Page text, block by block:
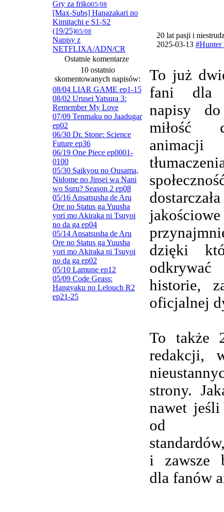
Gry za friko05/08
[Max-Subs] Hanazakari no
Kimitachi e S1-S2
(19/25)05/08
Napisy z
NETFLIXA/ADN/CR
Ostatnie komentarze
10 ostatnio
skomentowanych napisów:
08/04 LIAR GAME ep1-15
08/02 Urusei Yatsura 3:
Remember My Love
07/09 Tenmaku no Jaadugar
ep02
06/30 Dr. Stone: Science
Future ep36
06/19 One Piece ep0001-
0100
05/30 Saikyou no Ousama,
Nidome no Jinsei wa Nani
wo Suru? Season 2 ep08
05/16 Ansatsusha de Aru
Ore no Status ga Yuusha
yori mo Akiraka ni Tsuyoi
no da ga ep04
05/14 Ansatsusha de Aru
Ore no Status ga Yuusha
yori mo Akiraka ni Tsuyoi
no da ga ep02
05/10 Lamune ep12
05/09 Code Geass:
Hangyaku no Lelouch R2
ep21-25
20 lat pasji i
2025-03-13
To już
fani dla
napisy
miłość
dzięki
historie,
oficjalnej
To także
redakcji,
strony.
nawet
od
i zawsze
dla fanów